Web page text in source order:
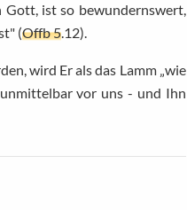
Gott, ist so bewundernswert,
(Offb 5.12).
wird Er als das Lamm „wie
vor uns - und Ihn